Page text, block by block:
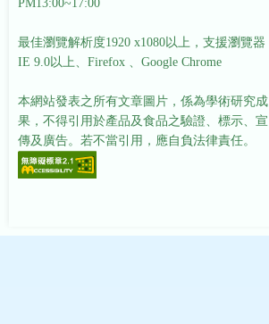
PM13:00~17:00
最佳瀏覽解析度1920 x1080以上，支援瀏覽器
IE 9.0以上、Firefox 、Google Chrome
本網站發表之所有文章圖片，係為學術研究成
果，不得引用於產品及食品之驗證、標示、宣
傳及廣告。若不當引用，應自負法律責任。